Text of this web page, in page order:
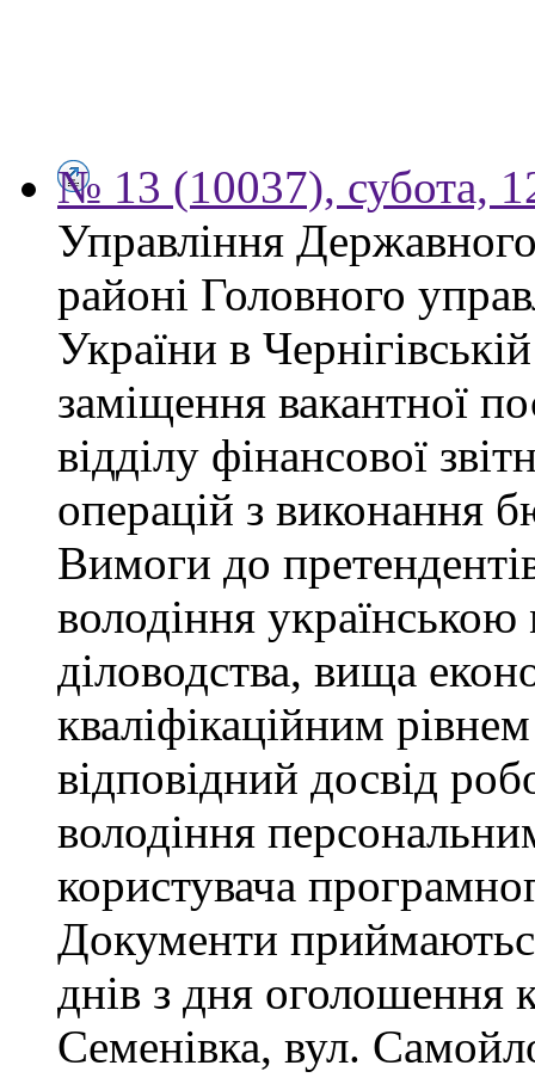
№ 13 (10037), субота,
Управління
районі Головного
України в
заміщення вакантної
відділу фінансової
операцій з виконання
Вимоги до
володіння
діловодства, вища
кваліфікаційним
відповідний досвід
володіння
користувача
Документи
днів з дня оголошення
Семенівка, вул.